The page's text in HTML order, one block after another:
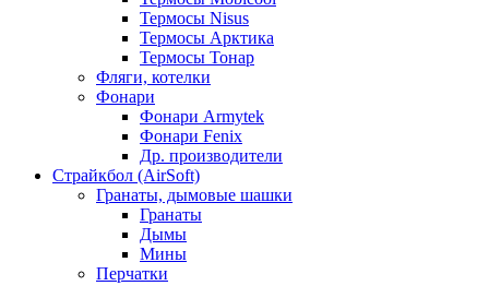
Термосы Nisus
Термосы Арктика
Термосы Тонар
Фляги, котелки
Фонари
Фонари Armytek
Фонари Fenix
Др. производители
Страйкбол (AirSoft)
Гранаты, дымовые шашки
Гранаты
Дымы
Мины
Перчатки